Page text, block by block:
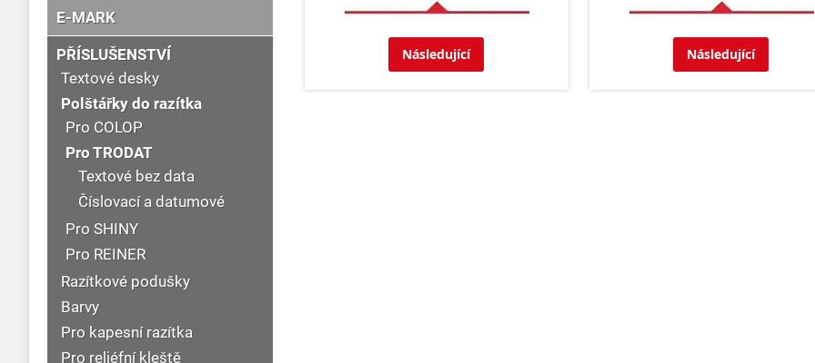
Následující Následující
E-MARK
PŘÍSLUŠENSTVÍ
Textové desky
Polštářky do razítka
Pro COLOP
Pro TRODAT
Textové bez data
Číslovací a datumové
Pro SHINY
Pro REINER
Razítkové podušky
Barvy
Pro kapesní razítka
Pro reliéfní kleště